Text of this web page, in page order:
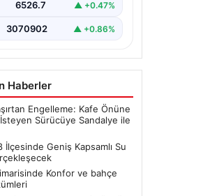
Haberler
Engelleme: Kafe Önüne
Sürücüye Sandalye ile
İlçesinde Geniş Kapsamlı Su
Konfor ve bahçe
Kupası sonrası geri döndü